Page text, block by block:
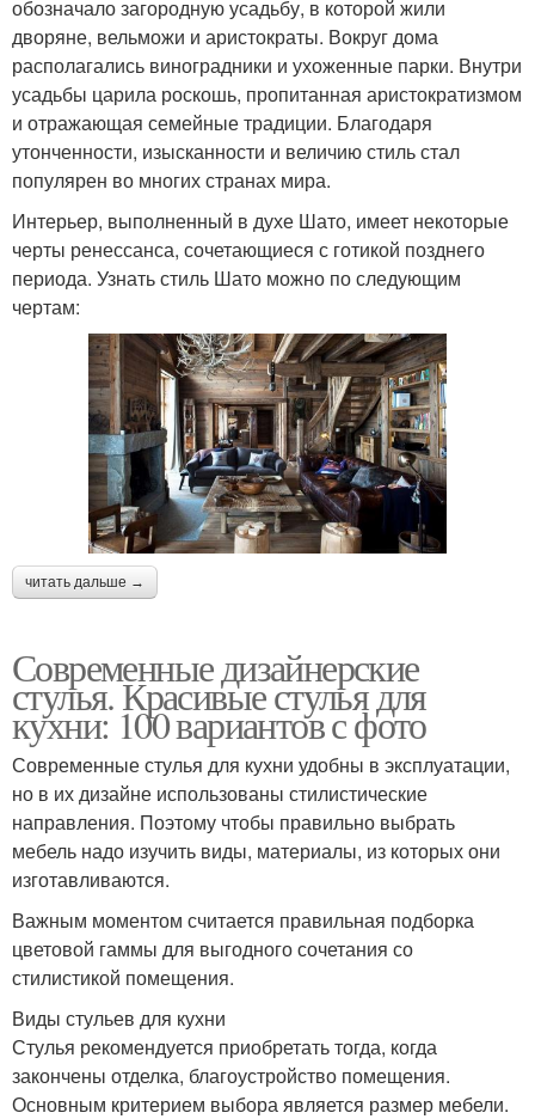
обозначало загородную усадьбу, в которой жили
дворяне, вельможи и аристократы. Вокруг дома
располагались виноградники и ухоженные парки. Внутри
усадьбы царила роскошь, пропитанная аристократизмом
и отражающая семейные традиции. Благодаря
утонченности, изысканности и величию стиль стал
популярен во многих странах мира.
Интерьер, выполненный в духе Шато, имеет некоторые
черты ренессанса, сочетающиеся с готикой позднего
периода. Узнать стиль Шато можно по следующим
чертам:
читать дальше →
Современные дизайнерские
стулья. Красивые стулья для
кухни: 100 вариантов с фото
Современные стулья для кухни удобны в эксплуатации,
но в их дизайне использованы стилистические
направления. Поэтому чтобы правильно выбрать
мебель надо изучить виды, материалы, из которых они
изготавливаются.
Важным моментом считается правильная подборка
цветовой гаммы для выгодного сочетания со
стилистикой помещения.
Виды стульев для кухни
Стулья рекомендуется приобретать тогда, когда
закончены отделка, благоустройство помещения.
Основным критерием выбора является размер мебели.